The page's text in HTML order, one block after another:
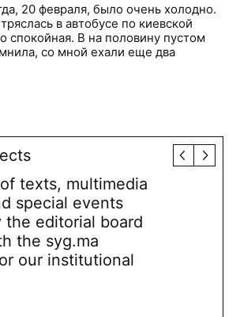
20 февраля, было очень холодно.
в автобусе по киевской
спокойная. В на половину пустом
со мной ехали еще два
texts, multimedia
special events
the editorial board
the syg.ma
our institutional